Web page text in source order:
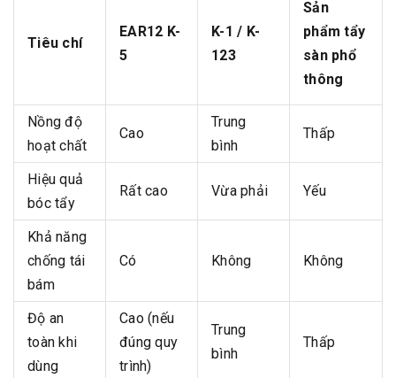
Tiêu chí
EAR12 K-
5
K-1 / K-
123
Sản
phẩm tẩy
sàn phổ
thông
Nồng độ
hoạt chất
Cao
Trung
bình
Thấp
Hiệu quả
bóc tẩy
Rất cao Vừa phải Yếu
Khả năng
chống tái
bám
Có Không Không
Độ an
toàn khi
dùng
Cao (nếu
đúng quy
trình)
Trung
bình
Thấp